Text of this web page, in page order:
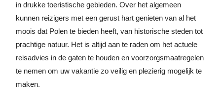
in drukke toeristische gebieden. Over het algemeen
kunnen reizigers met een gerust hart genieten van al het
moois dat Polen te bieden heeft, van historische steden tot
prachtige natuur. Het is altijd aan te raden om het actuele
reisadvies in de gaten te houden en voorzorgsmaatregelen
te nemen om uw vakantie zo veilig en plezierig mogelijk te
maken.